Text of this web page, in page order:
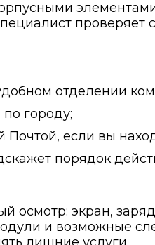
проверяет
отделении
городу;
если вы
порядок
осмотр: экран,
и возможные